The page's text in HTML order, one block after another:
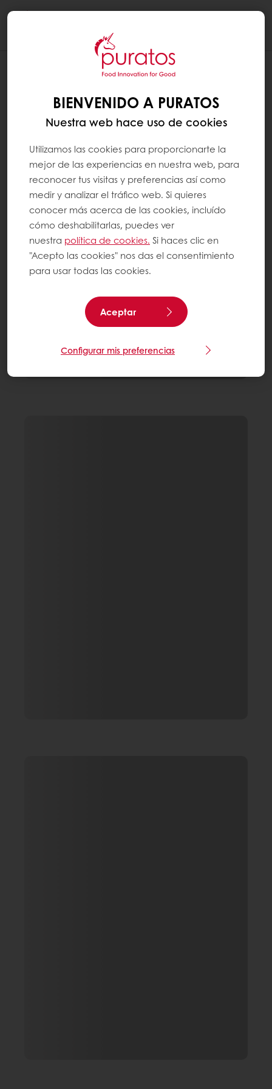
BIENVENIDO A PURATOS
Nuestra web hace uso de cookies
Utilizamos las cookies para proporcionarte la
mejor de las experiencias en nuestra web, para
reconocer tus visitas y preferencias así como
medir y analizar el tráfico web. Si quieres
conocer más acerca de las cookies, incluído
cómo deshabilitarlas, puedes ver
nuestra política de cookies. Si haces clic en
"Acepto las cookies" nos das el consentimiento
para usar todas las cookies.
Aceptar
Configurar mis preferencias